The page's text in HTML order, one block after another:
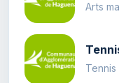
Arts
Tennis